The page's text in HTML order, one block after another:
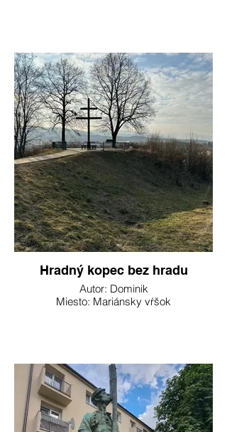
Hradný kopec bez hradu
Autor: Dominik
Miesto: Mariánsky vŕšok